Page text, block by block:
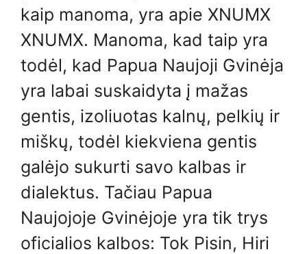
kaip manoma, yra apie XNUMX
XNUMX. Manoma, kad taip yra
todėl, kad Papua Naujoji Gvinėja
yra labai suskaidyta į mažas
gentis, izoliuotas kalnų, pelkių ir
miškų, todėl kiekviena gentis
galėjo sukurti savo kalbas ir
dialektus. Tačiau Papua
Naujojoje Gvinėjoje yra tik trys
oficialios kalbos: Tok Pisin, Hiri